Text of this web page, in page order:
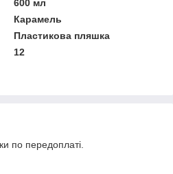
600 мл
Карамель
Пластикова пляшка
12
по передоплаті.